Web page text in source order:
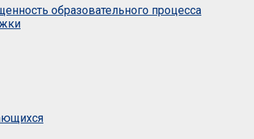
образовательного процесса